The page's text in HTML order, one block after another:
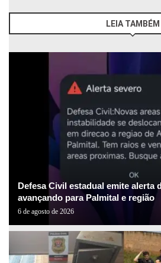
LEIA TAMBÉM
Defesa Civil estadual emite alerta
avançando para Palmital e região
6 de agosto de 2026